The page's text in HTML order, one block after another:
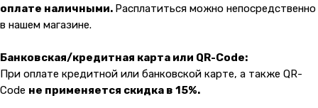
оплате наличными. Расплатиться можно непосредственно
в нашем магазине.
Банковская/кредитная карта или QR-Code:
При оплате кредитной или банковской карте, а также QR-
Code не применяется скидка в 15%.